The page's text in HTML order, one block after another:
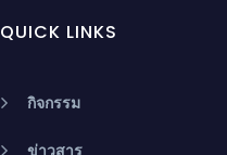
QUICK LINKS
กิจกรรม